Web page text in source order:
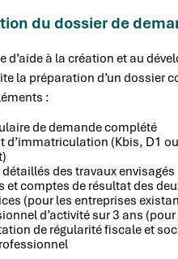
du dossier de
d’aide à la création et au
la préparation d’un dossier
:
de demande complété
d’immatriculation (Kbis, D1
détaillés des travaux envisagés
et comptes de résultat des
(pour les entreprises
d’activité sur 3 ans
de régularité fiscale et